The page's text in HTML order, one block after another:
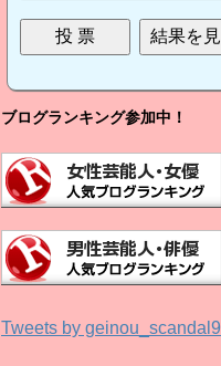
ブログランキング参加中！
Tweets by geinou_scandal9